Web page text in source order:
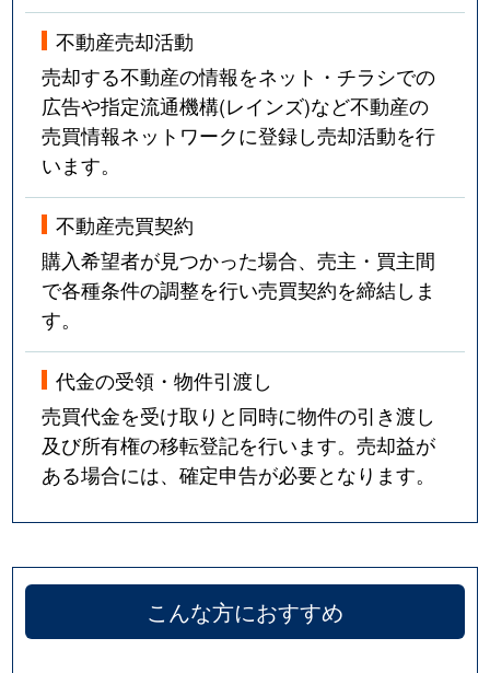
不動産売却活動
売却する不動産の情報をネット・チラシでの
広告や指定流通機構(レインズ)など不動産の
売買情報ネットワークに登録し売却活動を行
います。
不動産売買契約
購入希望者が見つかった場合、売主・買主間
で各種条件の調整を行い売買契約を締結しま
す。
代金の受領・物件引渡し
売買代金を受け取りと同時に物件の引き渡し
及び所有権の移転登記を行います。売却益が
ある場合には、確定申告が必要となります。
こんな方におすすめ